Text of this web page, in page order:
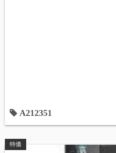
A212351
特価